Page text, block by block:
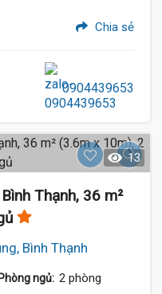
Chia sẻ
0904439653
13
Thạnh, 36 m²
Bình Thạnh
Phòng ngủ: 2 phòng